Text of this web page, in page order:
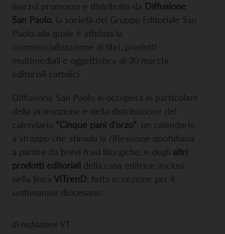
marzo) promosso e distribuito da Diffusione
San Paolo, la società del Gruppo Editoriale San
Paolo alla quale è affidata la
commercializzazione di libri, prodotti
multimediali e oggettistica di 30 marchi
editoriali cattolici.
Diffusione San Paolo si occuperà in particolare
della promozione e della distribuzione del
calendario “Cinque pani d’orzo”, un calendario
a strappo che stimola la riflessione quotidiana
a partire da brevi frasi liturgiche, e degli altri
prodotti editoriali della casa editrice, inclusi
nella linea ViTrenD, fatta eccezione per il
settimanale diocesano.
di redazione VT